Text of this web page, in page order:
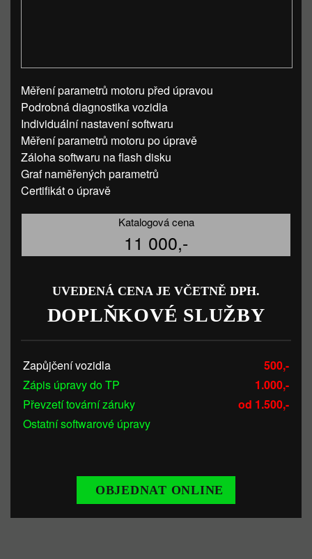
Měření parametrů motoru před úpravou
Podrobná diagnostika vozidla
Individuální nastavení softwaru
Měření parametrů motoru po úpravě
Záloha softwaru na flash disku
Graf naměřených parametrů
Certifikát o úpravě
Katalogová cena
11 000,-
UVEDENÁ CENA JE VČETNĚ DPH.
DOPLŇKOVÉ SLUŽBY
Zapůjčení vozidla
500,-
Zápis úpravy do TP
1.000,-
Převzetí tovární záruky
od 1.500,-
Ostatní softwarové úpravy
OBJEDNAT ONLINE